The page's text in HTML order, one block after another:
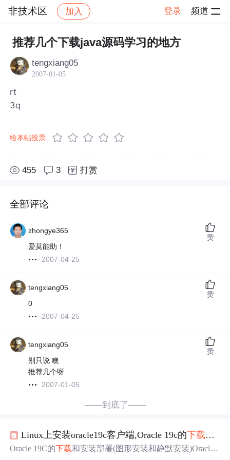
非技术区 加入 登录 频道
社区 非技术区 帖子详情
推荐几个下载java源码学习的地方
tengxiang05
2007-01-05
rt
3q
给本帖投票
455 3 打赏
全部评论
zhongye365
爱莫能助！
2007-04-25
赞
tengxiang05
0
2007-04-25
赞
tengxiang05
别只说 噢
推荐几个呀
2007-01-05
赞
——到底了——
Linux上安装oracle19c客户端,Oracle 19c的下载和安
Oracle 19C的下载和安装部署(图形安装和静默安装)Oracle